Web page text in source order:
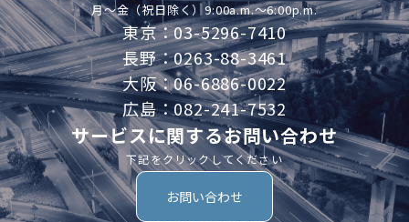
月～金（祝日除く）9:00a.m.～6:00p.m.
東京：03-5296-7410
長野：0263-88-3461
大阪：06-6886-0022
広島：082-241-7532
サービスに関するお問い合わせ
下記をクリックしてください
お問い合わせ